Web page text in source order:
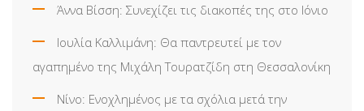
Άννα Βίσση: Συνεχίζει τις διακοπές της στο Ιόνιο
Ιουλία Καλλιμάνη: Θα παντρευτεί με τον
αγαπημένο της Μιχάλη Τουρατζίδη στη Θεσσαλονίκη
Νίνο: Ενοχλημένος με τα σχόλια μετά την